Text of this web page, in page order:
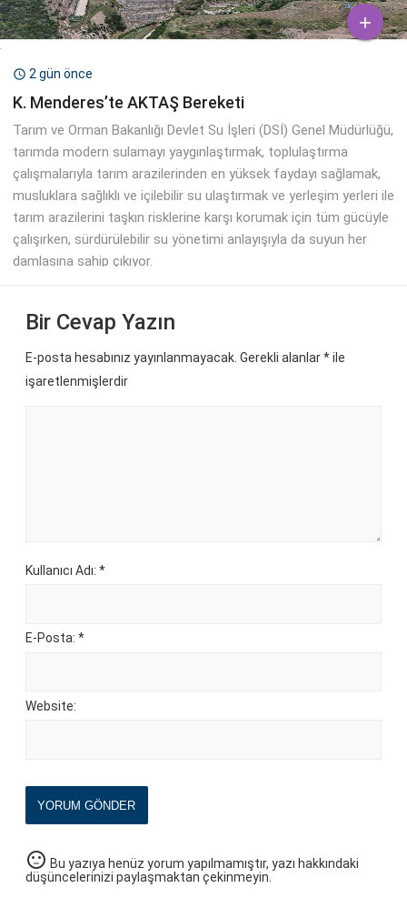

 2 gün önce
K. Menderes’te AKTAŞ Bereketi
Tarım ve Orman Bakanlığı Devlet Su İşleri (DSİ) Genel Müdürlüğü,
tarımda modern sulamayı yaygınlaştırmak, toplulaştırma
çalışmalarıyla tarım arazilerinden en yüksek faydayı sağlamak,
musluklara sağlıklı ve içilebilir su ulaştırmak ve yerleşim yerleri ile
tarım arazilerini taşkın risklerine karşı korumak için tüm gücüyle
çalışırken, sürdürülebilir su yönetimi anlayışıyla da suyun her
damlasına sahip çıkıyor.
Bir Cevap Yazın
E-posta hesabınız yayınlanmayacak. Gerekli alanlar*ile
işaretlenmişlerdir
Kullanıcı Adı: *
E-Posta: *
Website:
YORUM GÖNDER
sentiment_neutral Bu yazıya henüz yorum yapılmamıştır, yazı hakkındaki
düşüncelerinizi paylaşmaktan çekinmeyin.